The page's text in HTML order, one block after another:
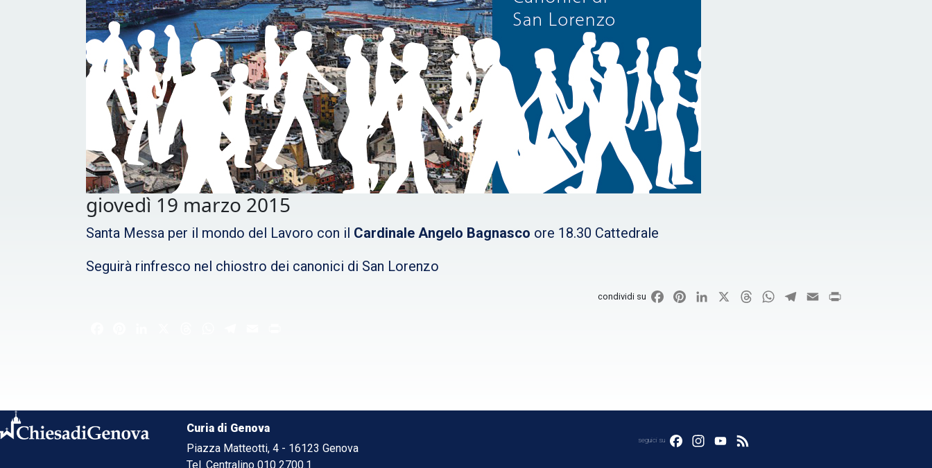
giovedì 19 marzo 2015
Santa Messa per il mondo del Lavoro con il Cardinale Angelo Bagnasco ore 18.30 Cattedrale
Seguirà rinfresco nel chiostro dei canonici di San Lorenzo
condividi su FacebookPinterestLinkedIn ThreadsWhatsApp
Telegram
Email
Curia di Genova
Piazza Matteotti, 4 - 16123 Genova
Tel. Centralino 010 2700.1
seguici su FacebookInstagram
YouTube